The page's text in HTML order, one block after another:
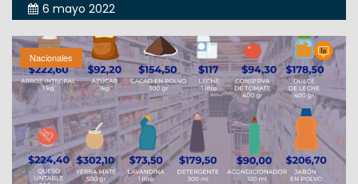
6 mayo 2022
Nacionales